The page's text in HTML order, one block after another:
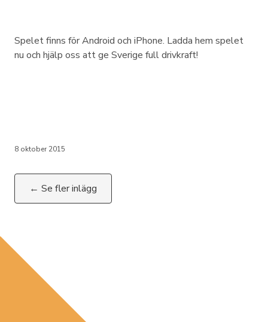
Spelet finns för Android och iPhone. Ladda hem spelet
nu och hjälp oss att ge Sverige full drivkraft!
8 oktober 2015
← Se fler inlägg